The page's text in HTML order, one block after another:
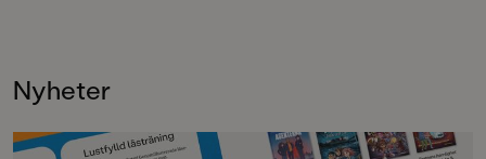
Nyheter